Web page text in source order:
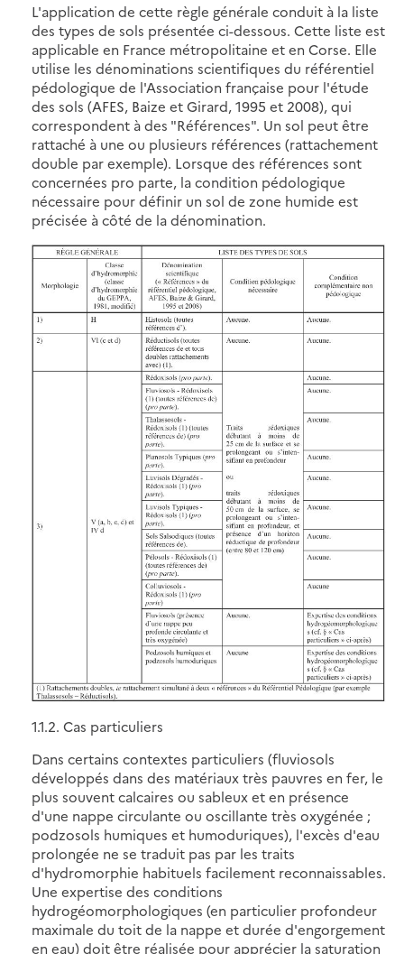
L'application de cette règle générale conduit à la liste
des types de sols présentée ci-dessous. Cette liste est
applicable en France métropolitaine et en Corse. Elle
utilise les dénominations scientifiques du référentiel
pédologique de l'Association française pour l'étude
des sols (AFES, Baize et Girard, 1995 et 2008), qui
correspondent à des "Références". Un sol peut être
rattaché à une ou plusieurs références (rattachement
double par exemple). Lorsque des références sont
concernées pro parte, la condition pédologique
nécessaire pour définir un sol de zone humide est
précisée à côté de la dénomination.
1.1.2. Cas particuliers
Dans certains contextes particuliers (fluviosols
développés dans des matériaux très pauvres en fer, le
plus souvent calcaires ou sableux et en présence
d'une nappe circulante ou oscillante très oxygénée ;
podzosols humiques et humoduriques), l'excès d'eau
prolongée ne se traduit pas par les traits
d'hydromorphie habituels facilement reconnaissables.
Une expertise des conditions
hydrogéomorphologiques (en particulier profondeur
maximale du toit de la nappe et durée d'engorgement
en eau) doit être réalisée pour apprécier la saturation